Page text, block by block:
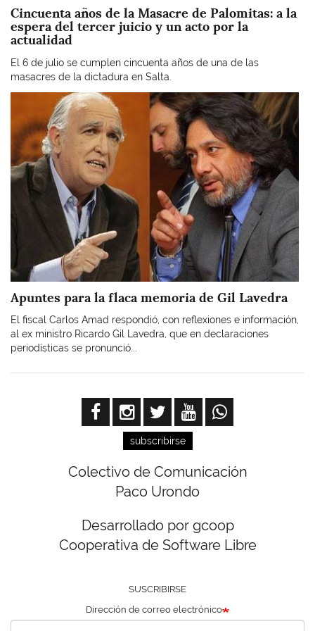
Cincuenta años de la Masacre de Palomitas: a la
espera del tercer juicio y un acto por la
actualidad
El 6 de julio se cumplen cincuenta años de una de las
masacres de la dictadura en Salta.
Apuntes para la flaca memoria de Gil Lavedra
El fiscal Carlos Amad respondió, con reflexiones e información,
al ex ministro Ricardo Gil Lavedra, que en declaraciones
periodísticas se pronunció...
subscribirse
Colectivo de Comunicación
Paco Urondo
Desarrollado por gcoop
Cooperativa de Software Libre
SUSCRIBIRSE
Dirección de correo electrónico